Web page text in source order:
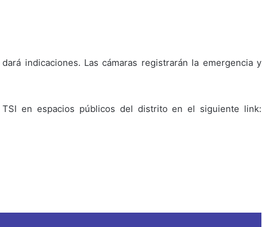
indicaciones. Las cámaras registrarán la emergencia y
en espacios públicos del distrito en el siguiente link: